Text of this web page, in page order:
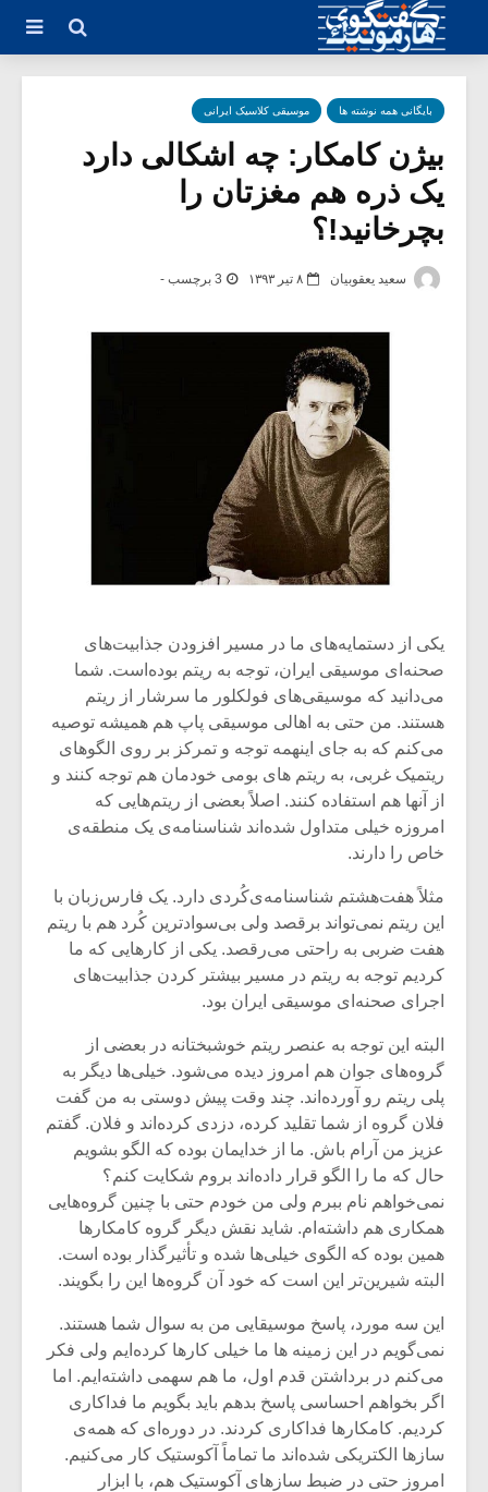
بایگانی همه نوشته ها موسیقی کلاسیک ایرانی
بیژن کامکار: چه اشکالی دارد
یک ذره هم مغزتان را
بچرخانید!؟
سعید یعقوبیان ۸ تیر ۱۳۹۳ 3 برچسب -
یکی از دستمایه‌های ما در مسیر افزودن جذابیت‌های
صحنه‌ای موسیقی ایران، توجه به ریتم بوده‌است. شما
می‌دانید که موسیقی‌های فولکلور ما‌ سرشار از ریتم
هستند. من حتی به اهالی موسیقی پاپ هم همیشه توصیه
می‌کنم که به جای اینهمه توجه و تمرکز بر روی الگوهای
ریتمیک غربی، به ریتم های بومی خودمان هم توجه کنند و
از آنها هم استفاده کنند. اصلاً بعضی از ریتم‌هایی که
امروزه خیلی متداول شده‌اند شناسنامه‌ی یک منطقه‌ی
خاص را دارند.
مثلاً هفت‌هشتم شناسنامه‌ی‌کُردی دارد. یک فارس‌زبان با
این ریتم نمی‌تواند برقصد ولی بی‌سوادترین کُرد هم با ریتم
هفت ضربی به راحتی می‌رقصد. یکی از کارهایی که ما
کردیم توجه به ریتم در مسیر بیشتر کردن جذابیت‌های
اجرای صحنه‌ای موسیقی ایران بود.
البته این توجه به عنصر ریتم خوشبختانه در بعضی از
گروه‌های جوان هم امروز دیده می‌شود. خیلی‌ها دیگر به
پلی ریتم رو آورده‌اند. چند وقت پیش دوستی به من گفت
فلان گروه از شما تقلید کرده، دزدی کرده‌اند و فلان. گفتم
عزیز من آرام باش. ما از خدایمان بوده که الگو بشویم
حال که ما را الگو قرار داده‌اند بروم شکایت کنم؟
نمی‌خواهم نام ببرم ولی من خودم حتی با چنین گروه‌هایی
همکاری هم داشته‌ام. شاید نقش دیگر گروه کامکارها
همین بوده که الگوی خیلی‌ها شده و تأثیرگذار بوده است.
البته شیرین‌تر این است که خود آن گروه‌ها این را بگویند.
این سه مورد، پاسخ موسیقایی من به سوال شما هستند.
نمی‌گویم در این زمینه ها ما خیلی کارها کرده‌ایم ولی فکر
می‌کنم در برداشتن قدم اول، ‌ما هم سهمی داشته‌ایم. اما
اگر بخواهم احساسی پاسخ بدهم باید بگویم ما فداکاری
کردیم. کامکارها فداکاری کردند. در دوره‌ای که همه‌ی
سازها الکتریکی شده‌اند ما تماماً آکوستیک کار می‌کنیم.
امروز حتی در ضبط سازهای آکوستیک هم، با ابزار
میکلوش روژا
یادداشتی بر موسیقی
متن فیلم «متری
شیش و نیم»
موسیقی